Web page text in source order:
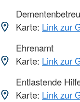
Karte: Link zur
Ehrenamt
Karte: Link zur
Entlastende
Karte: Link zur